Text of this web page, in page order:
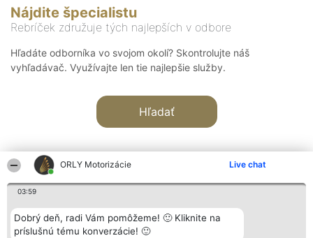
ORLY Motorizácie Live chat
03:59
Dobrý deň, radi Vám pomôžeme! 🙂 Kliknite na
príslušnú tému konverzácie! 🙂
Nájdite špecialistu
Rebríček združuje tých najlepších v odbore
Hľadáte odborníka vo svojom okolí? Skontrolujte náš
vyhľadávač. Využívajte len tie najlepšie služby.
Hľadať
Organizátor hodnotenia
Bright Side Solutions sp. z o.
o. sp. k.
Hodnotenie
Laureáti
Lista
Kontakt
Kontakt